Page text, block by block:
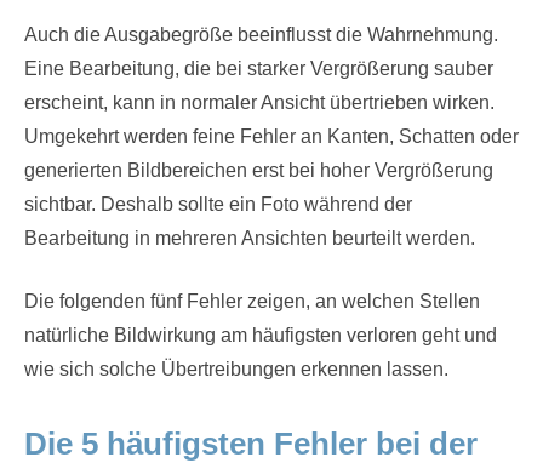
Auch die Ausgabegröße beeinflusst die Wahrnehmung.
Eine Bearbeitung, die bei starker Vergrößerung sauber
erscheint, kann in normaler Ansicht übertrieben wirken.
Umgekehrt werden feine Fehler an Kanten, Schatten oder
generierten Bildbereichen erst bei hoher Vergrößerung
sichtbar. Deshalb sollte ein Foto während der
Bearbeitung in mehreren Ansichten beurteilt werden.
Die folgenden fünf Fehler zeigen, an welchen Stellen
natürliche Bildwirkung am häufigsten verloren geht und
wie sich solche Übertreibungen erkennen lassen.
Die 5 häufigsten Fehler bei der